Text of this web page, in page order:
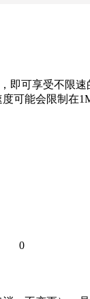
即可享受不限
可能会限制在
0